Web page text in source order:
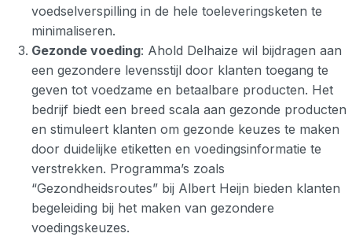
voedselverspilling in de hele toeleveringsketen te
minimaliseren.
Gezonde voeding: Ahold Delhaize wil bijdragen aan
een gezondere levensstijl door klanten toegang te
geven tot voedzame en betaalbare producten. Het
bedrijf biedt een breed scala aan gezonde producten
en stimuleert klanten om gezonde keuzes te maken
door duidelijke etiketten en voedingsinformatie te
verstrekken. Programma’s zoals
“Gezondheidsroutes” bij Albert Heijn bieden klanten
begeleiding bij het maken van gezondere
voedingskeuzes.